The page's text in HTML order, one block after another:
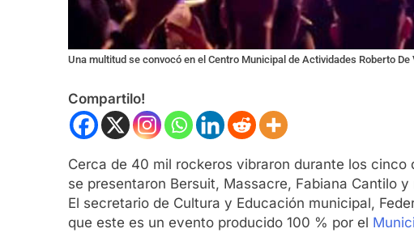
Una multitud se convocó en el Centro Municipal de Actividades Roberto
Compartilo!
Cerca de 40 mil rockeros vibraron durante los
se presentaron Bersuit, Massacre, Fabiana Cantilo
El secretario de Cultura y Educación municipal,
que este es un evento producido 100 % por el